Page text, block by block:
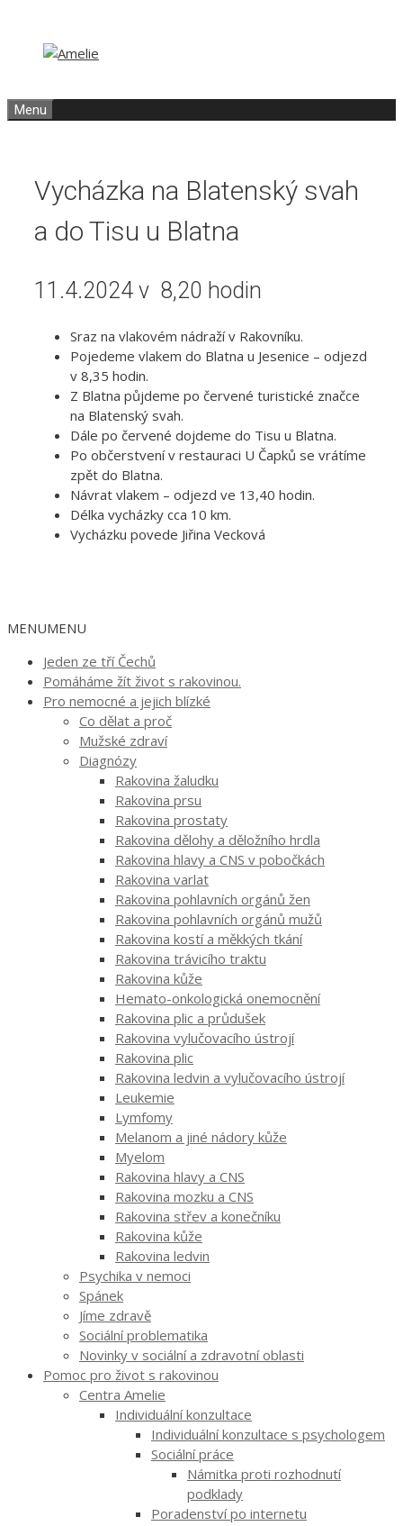
obsah
obsah
Menu
Vycházka na Blatenský svah
a do Tisu u Blatna
11.4.2024 v 8,20 hodin
Sraz na vlakovém nádraží v Rakovníku.
Pojedeme vlakem do Blatna u Jesenice – odjezd
v 8,35 hodin.
Z Blatna půjdeme po červené turistické značce
na Blatenský svah.
Dále po červené dojdeme do Tisu u Blatna.
Po občerstvení v restauraci U Čapků se vrátíme
zpět do Blatna.
Návrat vlakem – odjezd ve 13,40 hodin.
Délka vycházky cca 10 km.
Vycházku povede Jiřina Vecková
MENUMENU
Jeden ze tří Čechů
Pomáháme žít život s rakovinou.
Pro nemocné a jejich blízké
Co dělat a proč
Mužské zdraví
Diagnózy
Rakovina žaludku
Rakovina prsu
Rakovina prostaty
Rakovina dělohy a děložního hrdla
Rakovina hlavy a CNS v pobočkách
Rakovina varlat
Rakovina pohlavních orgánů žen
Rakovina pohlavních orgánů mužů
Rakovina kostí a měkkých tkání
Rakovina trávicího traktu
Rakovina kůže
Hemato-onkologická onemocnění
Rakovina plic a průdušek
Rakovina vylučovacího ústrojí
Rakovina plic
Rakovina ledvin a vylučovacího ústrojí
Leukemie
Lymfomy
Melanom a jiné nádory kůže
Myelom
Rakovina hlavy a CNS
Rakovina mozku a CNS
Rakovina střev a konečníku
Rakovina kůže
Rakovina ledvin
Psychika v nemoci
Spánek
Jíme zdravě
Sociální problematika
Novinky v sociální a zdravotní oblasti
Pomoc pro život s rakovinou
Centra Amelie
Individuální konzultace
Individuální konzultace s psychologem
Sociální práce
Námitka proti rozhodnutí
podklady
Poradenství po internetu